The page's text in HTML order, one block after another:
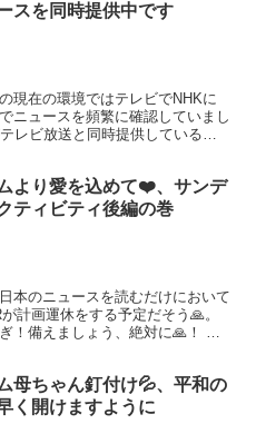
スを同時提供中です
現在の環境ではテレビでNHKに
ニュースを頻繁に確認していまし
レビ放送と同時提供しているこ
より愛を込めて❤️、サンデ
ティビティ後編の巻
本のニュースを読むだけにおいて
計画運休をする予定だそう🙏。
！備えましょう、絶対に🙏！ 無
母ちゃん釘付け💦、平和の
く開けますように